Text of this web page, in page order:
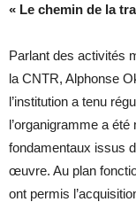
« Le chemin de la
Parlant des activités
la CNTR, Alphonse
l’institution a tenu
l’organigramme a
fondamentaux issus
œuvre. Au plan
ont permis